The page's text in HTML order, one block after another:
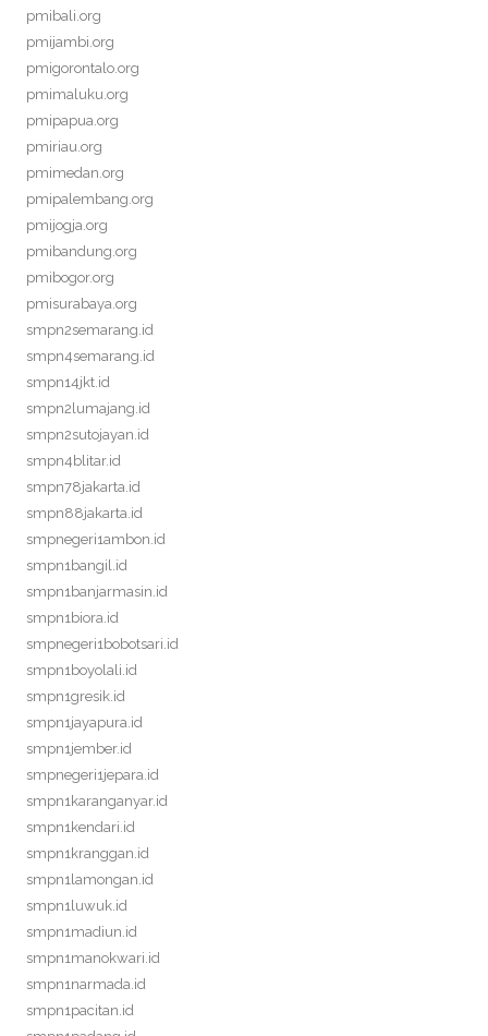
pmibali.org
pmijambi.org
pmigorontalo.org
pmimaluku.org
pmipapua.org
pmiriau.org
pmimedan.org
pmipalembang.org
pmijogja.org
pmibandung.org
pmibogor.org
pmisurabaya.org
smpn2semarang.id
smpn4semarang.id
smpn14jkt.id
smpn2lumajang.id
smpn2sutojayan.id
smpn4blitar.id
smpn78jakarta.id
smpn88jakarta.id
smpnegeri1ambon.id
smpn1bangil.id
smpn1banjarmasin.id
smpn1biora.id
smpnegeri1bobotsari.id
smpn1boyolali.id
smpn1gresik.id
smpn1jayapura.id
smpn1jember.id
smpnegeri1jepara.id
smpn1karanganyar.id
smpn1kendari.id
smpn1kranggan.id
smpn1lamongan.id
smpn1luwuk.id
smpn1madiun.id
smpn1manokwari.id
smpn1narmada.id
smpn1pacitan.id